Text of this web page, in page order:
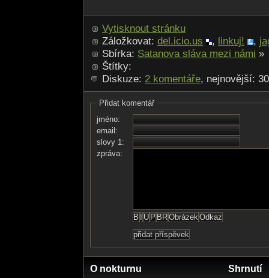
Vytisknout stránku
Záložkovat: del.icio.us , linkuj! ,
Sbírka: Satanova sláva mezi námi »
Štítky:
Diskuze: 2 komentáře, nejnovější:
Přidat komentář
jméno:
email:
slovy 1:
zpráva:
O nokturnu Shrnutí